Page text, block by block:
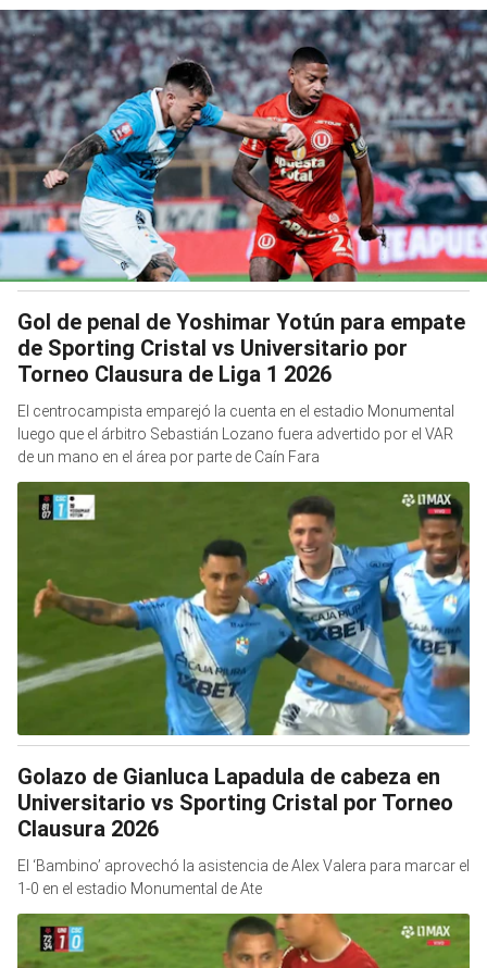
Gol de penal de Yoshimar Yotún para empate
de Sporting Cristal vs Universitario por
Torneo Clausura de Liga 1 2026
El centrocampista emparejó la cuenta en el estadio Monumental
luego que el árbitro Sebastián Lozano fuera advertido por el VAR
de un mano en el área por parte de Caín Fara
Golazo de Gianluca Lapadula de cabeza en
Universitario vs Sporting Cristal por Torneo
Clausura 2026
El ‘Bambino’ aprovechó la asistencia de Alex Valera para marcar el
1-0 en el estadio Monumental de Ate